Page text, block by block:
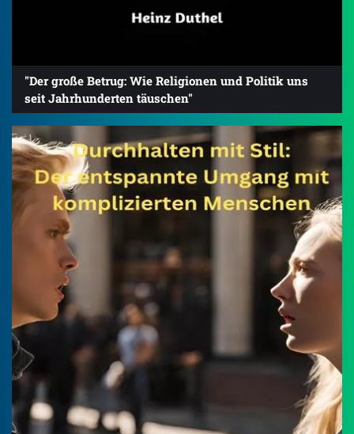
"Der große Betrug: Wie Religionen und Politik uns
seit Jahrhunderten täuschen"